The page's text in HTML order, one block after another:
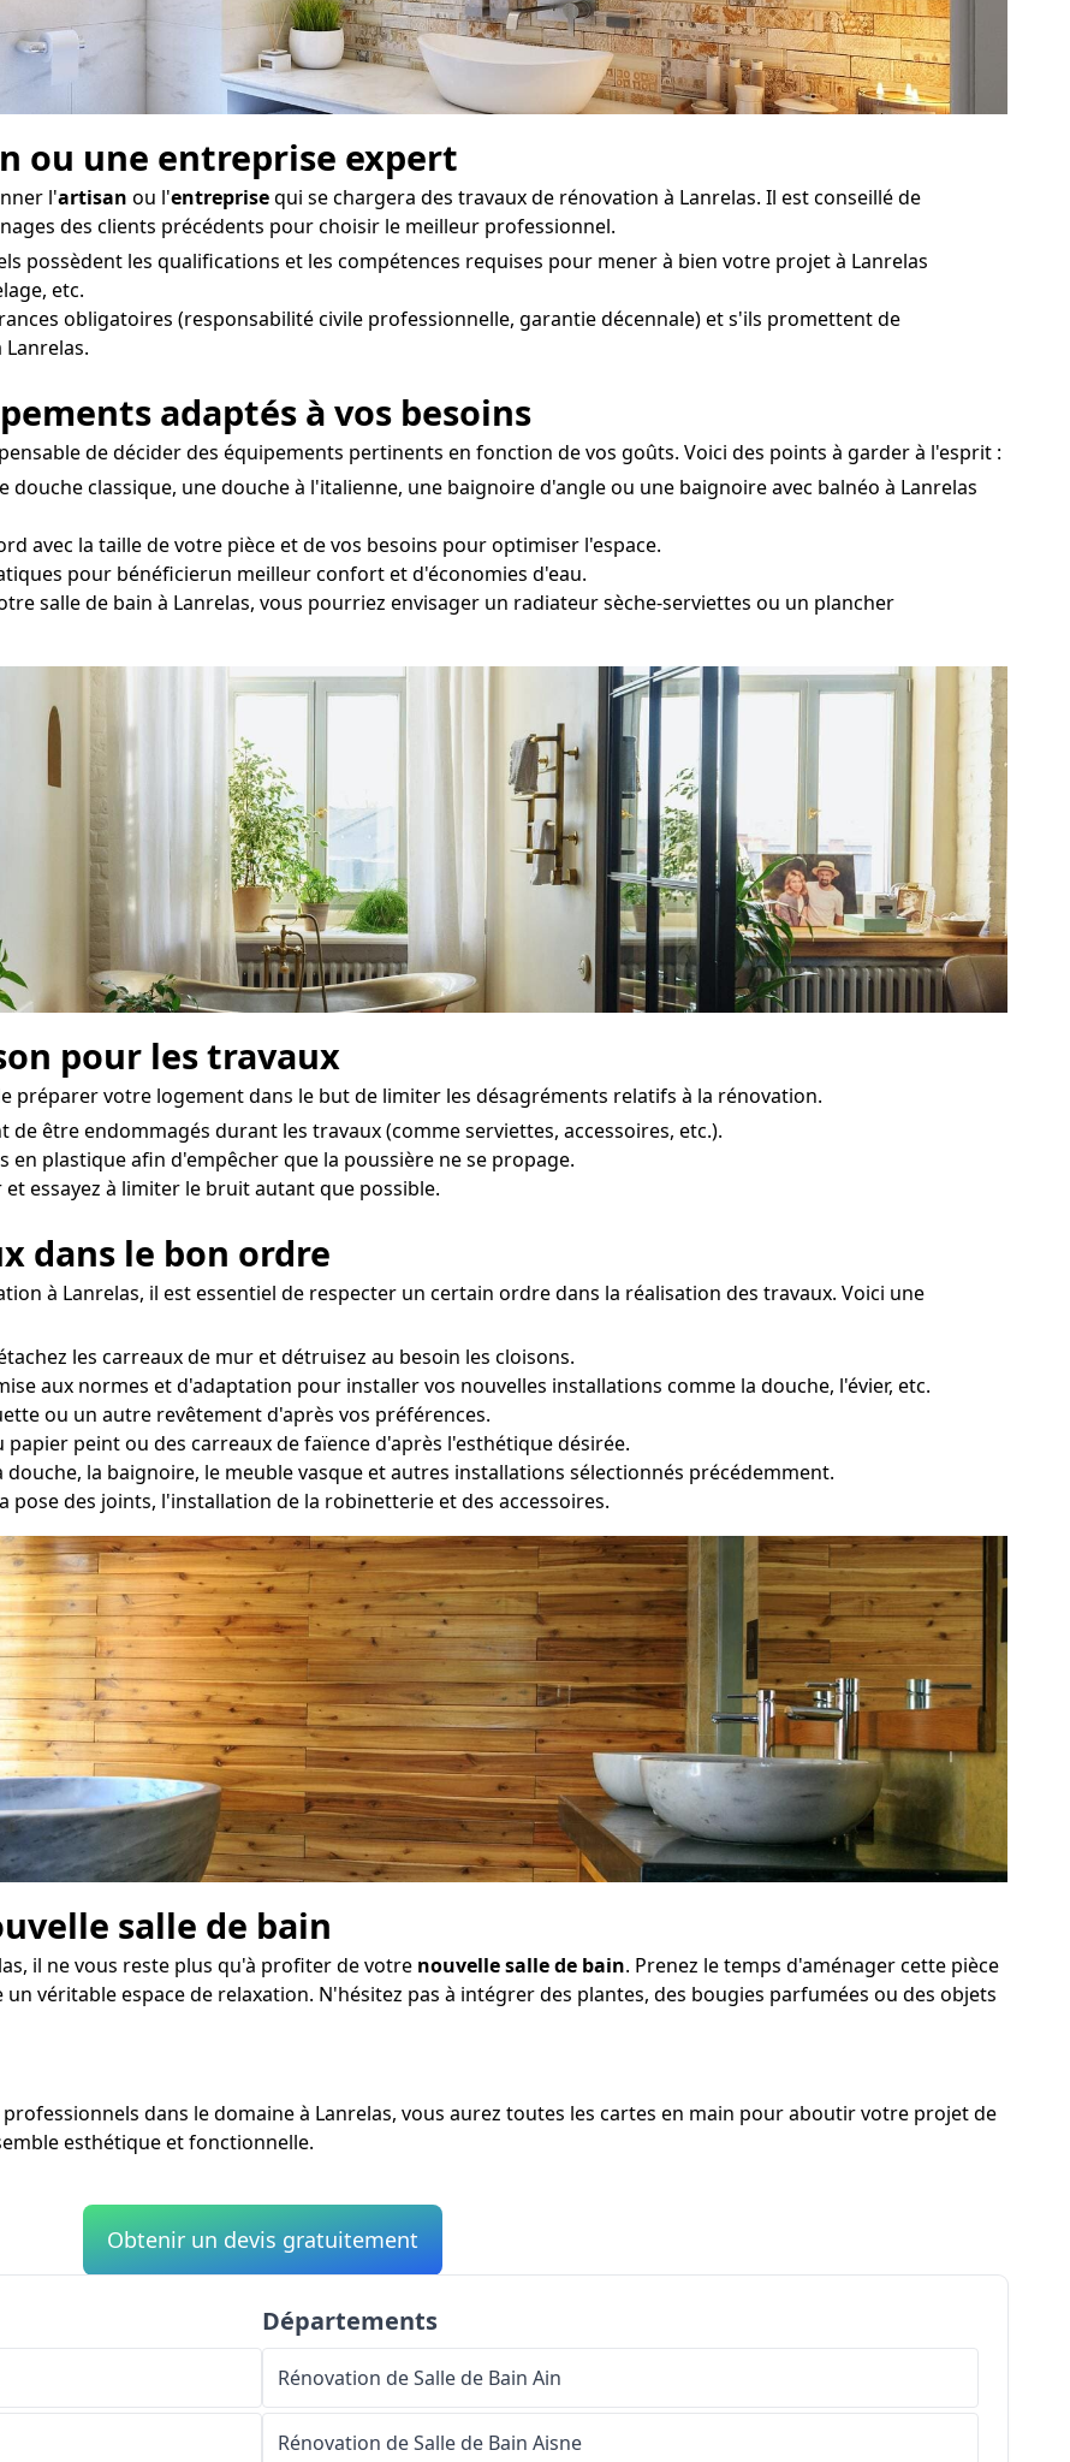
ou une entreprise expert
l'artisan ou l'entreprisequi se chargera des travaux de rénovation à Lanrelas. Il est conseillé de
des clients précédents pour choisir le meilleur professionnel.
possèdent les qualifications et les compétences requises pour mener à bien votre projet à Lanrelas
etc.
obligatoires (responsabilité civile professionnelle, garantie décennale) et s'ils promettent de
adaptés à vos besoins
de décider des équipements pertinents en fonction de vos goûts. Voici des points à garder à l'esprit :
classique, une douche à l'italienne, une baignoire d'angle ou une baignoire avec balnéo à Lanrelas
avec la taille de votre pièce et de vos besoins pour optimiser l'espace.
pour bénéficierun meilleur confort et d'économies d'eau.
salle de bain à Lanrelas, vous pourriez envisager un radiateur sèche-serviettes ou un plancher
pour les travaux
préparer votre logement dans le but de limiter les désagréments relatifs à la rénovation.
être endommagés durant les travaux (comme serviettes, accessoires, etc.).
en plastique afin d'empêcher que la poussière ne se propage.
essayez à limiter le bruit autant que possible.
dans le bon ordre
à Lanrelas, il est essentiel de respecter un certain ordre dans la réalisation des travaux. Voici une
les carreaux de mur et détruisez au besoin les cloisons.
aux normes et d'adaptation pour installer vos nouvelles installations comme la douche, l'évier, etc.
ou un autre revêtement d'après vos préférences.
peint ou des carreaux de faïence d'après l'esthétique désirée.
douche, la baignoire, le meuble vasque et autres installations sélectionnés précédemment.
pose des joints, l'installation de la robinetterie et des accessoires.
salle de bain
il ne vous reste plus qu'à profiter de votre nouvelle salle de bain. Prenez le temps d'aménager cette pièce
véritable espace de relaxation. N'hésitez pas à intégrer des plantes, des bougies parfumées ou des objets
professionnels dans le domaine à Lanrelas, vous aurez toutes les cartes en main pour aboutir votre projet de
esthétique et fonctionnelle.
Obtenir un devis gratuitement
Départements
Rénovation de Salle de Bain Ain
Rénovation de Salle de Bain Aisne